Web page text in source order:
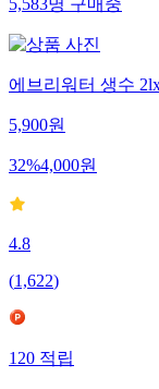
5,583명구매중
에브리워터 생수
5,900원
32%4,000원
4.8
(1,622)
120적립